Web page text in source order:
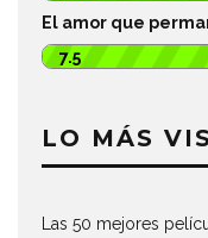
El amor que
7.5
LO MÁS
Las 50 mejores